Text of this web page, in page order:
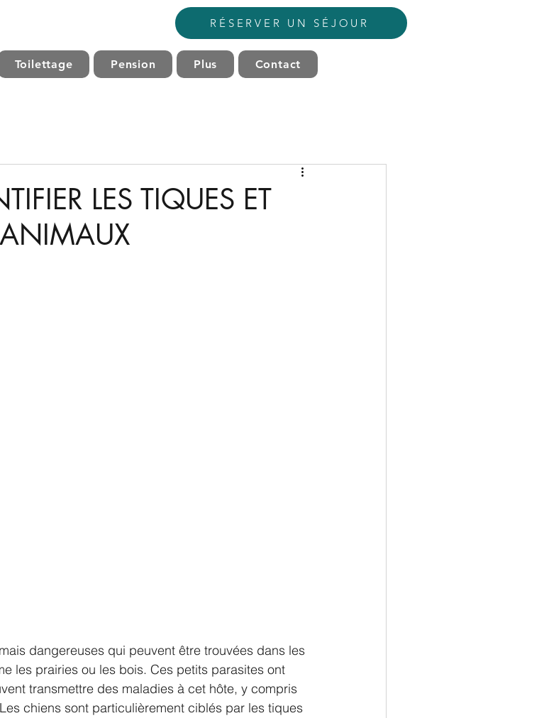
RÉSERVER UN SÉJOUR
Toilettage Pension Plus Contact
LES TIQUES ET
ANIMAUX
dangereuses qui peuvent être trouvées dans les
les prairies ou les bois. Ces petits parasites ont
transmettre des maladies à cet hôte, y compris
chiens sont particulièrement ciblés par les tiques